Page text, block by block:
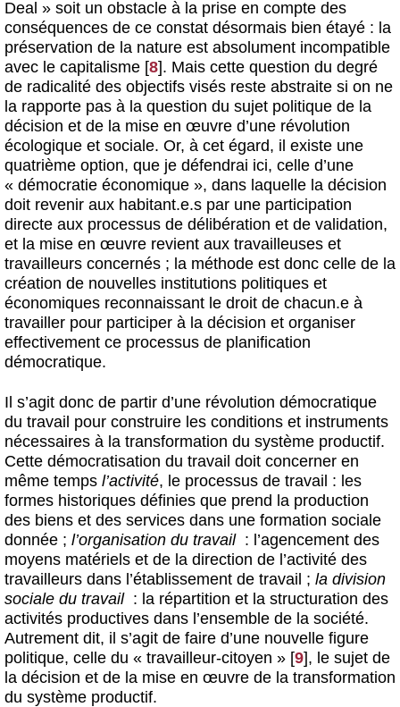
Deal » soit un obstacle à la prise en compte des
conséquences de ce constat désormais bien étayé : la
préservation de la nature est absolument incompatible
avec le capitalisme [8]. Mais cette question du degré
de radicalité des objectifs visés reste abstraite si on ne
la rapporte pas à la question du sujet politique de la
décision et de la mise en œuvre d’une révolution
écologique et sociale. Or, à cet égard, il existe une
quatrième option, que je défendrai ici, celle d’une
« démocratie économique », dans laquelle la décision
doit revenir aux habitant.e.s par une participation
directe aux processus de délibération et de validation,
et la mise en œuvre revient aux travailleuses et
travailleurs concernés ; la méthode est donc celle de la
création de nouvelles institutions politiques et
économiques reconnaissant le droit de chacun.e à
travailler pour participer à la décision et organiser
effectivement ce processus de planification
démocratique.
Il s’agit donc de partir d’une révolution démocratique
du travail pour construire les conditions et instruments
nécessaires à la transformation du système productif.
Cette démocratisation du travail doit concerner en
même temps l’activité, le processus de travail : les
formes historiques définies que prend la production
des biens et des services dans une formation sociale
donnée ; l’organisation du travail : l’agencement des
moyens matériels et de la direction de l’activité des
travailleurs dans l’établissement de travail ; la division
sociale du travail : la répartition et la structuration des
activités productives dans l’ensemble de la société.
Autrement dit, il s’agit de faire d’une nouvelle figure
politique, celle du « travailleur-citoyen » [9], le sujet de
la décision et de la mise en œuvre de la transformation
du système productif.